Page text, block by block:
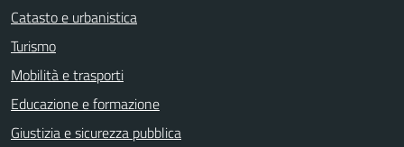
Catasto e urbanistica
Turismo
Mobilità e trasporti
Educazione e formazione
Giustizia e sicurezza pubblica